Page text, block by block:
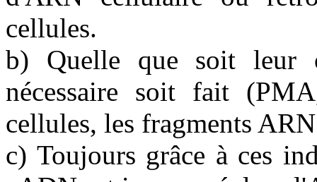
cellules.
b) Quelle que soit leur
nécessaire soit fait
cellules, les fragments
c) Toujours grâce à ces